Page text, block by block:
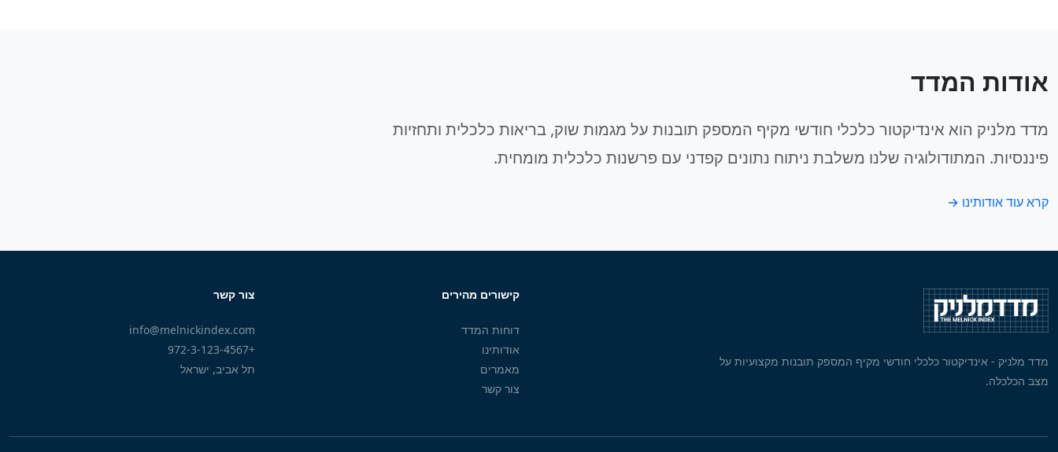
אודות המדד
מדד מלניק הוא אינדיקטור כלכלי חודשי מקיף המספק תובנות על מגמות שוק, בריאות כלכלית ותחזיות
פיננסיות. המתודולוגיה שלנו משלבת ניתוח נתונים קפדני עם פרשנות כלכלית מומחית.
קרא עוד אודותינו →
מדד מלניק - אינדיקטור כלכלי חודשי מקיף המספק תובנות מקצועיות על
מצב הכלכלה.
קישורים מהירים
דוחות המדד
אודותינו
מאמרים
צור קשר
צור קשר
info@melnickindex.com
+972-3-123-4567
תל אביב, ישראל